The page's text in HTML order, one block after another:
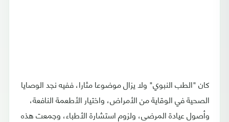
كان "الطب النبوي" ولا يزال موضوعا مثارا، ففيه نجد الوصايا
الصحية في الوقاية من الأمراض، واختيار الأطعمة النافعة،
وأصول عيادة المرضى، ولزوم استشارة الأطباء، وجمعت هذه